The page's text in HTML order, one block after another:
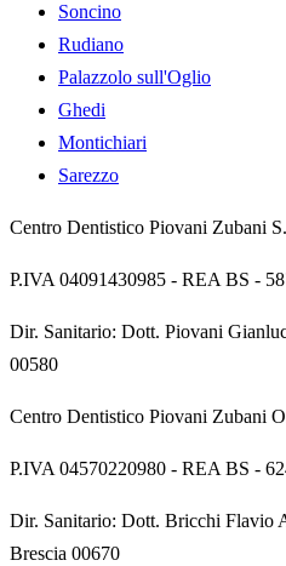
Soncino
Rudiano
Palazzolo sull'Oglio
Ghedi
Montichiari
Sarezzo
Centro Dentistico Piovani Zubani
P.IVA 04091430985 - REA BS -
Dir. Sanitario: Dott. Piovani
00580
Centro Dentistico Piovani Zubani
P.IVA 04570220980 - REA BS -
Dir. Sanitario: Dott. Bricchi Flavio
Brescia 00670